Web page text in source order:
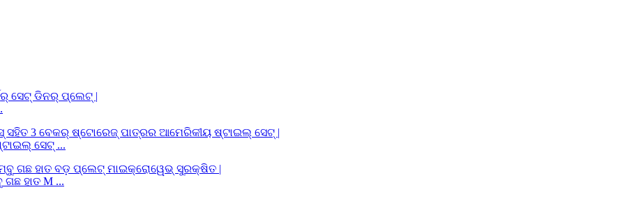
ସେଟ୍ ...
ହାତ M ...